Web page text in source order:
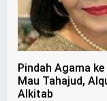
Pindah Agama
Mau Tahajud,
Alkitab